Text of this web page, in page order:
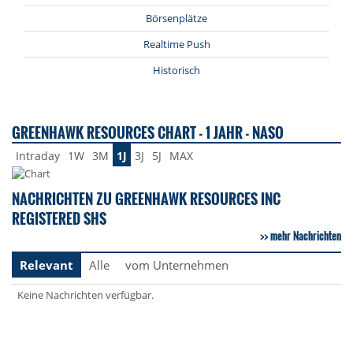
Börsenplätze
Realtime Push
Historisch
GREENHAWK RESOURCES CHART - 1 JAHR - NASO
Intraday 1W 3M 1J 3J 5J MAX
NACHRICHTEN ZU GREENHAWK RESOURCES INC
REGISTERED SHS
mehr Nachrichten
Relevant
Alle vom Unternehmen
Keine Nachrichten verfügbar.